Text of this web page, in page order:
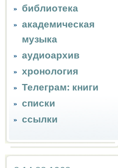
библиотека
академическая
музыка
аудиоархив
хронология
Телеграм: книги
списки
ссылки